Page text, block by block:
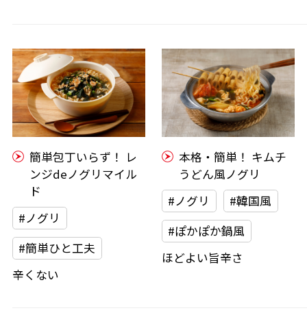
簡単包丁いらず！ レ
ンジdeノグリマイル
ド
#ノグリ
#簡単ひと工夫
辛くない
本格・簡単！ キムチ
うどん風ノグリ
#ノグリ
#韓国風
#ぽかぽか鍋風
ほどよい旨辛さ